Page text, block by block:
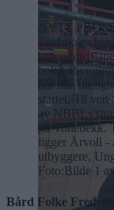
NYTT
Fredriksen
har han
startet. Til
av NBBLs
på Vollebekk.
ligger Årvoll -
utbyggere,
Foto:Bilde 1 av
Bård Folke